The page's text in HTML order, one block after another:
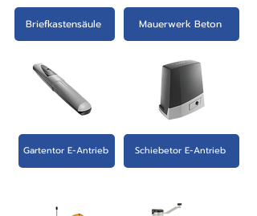
Briefkastensäule
Gartentor E-Antrieb
Mauerwerk Beton
Schiebetor E-Antrieb